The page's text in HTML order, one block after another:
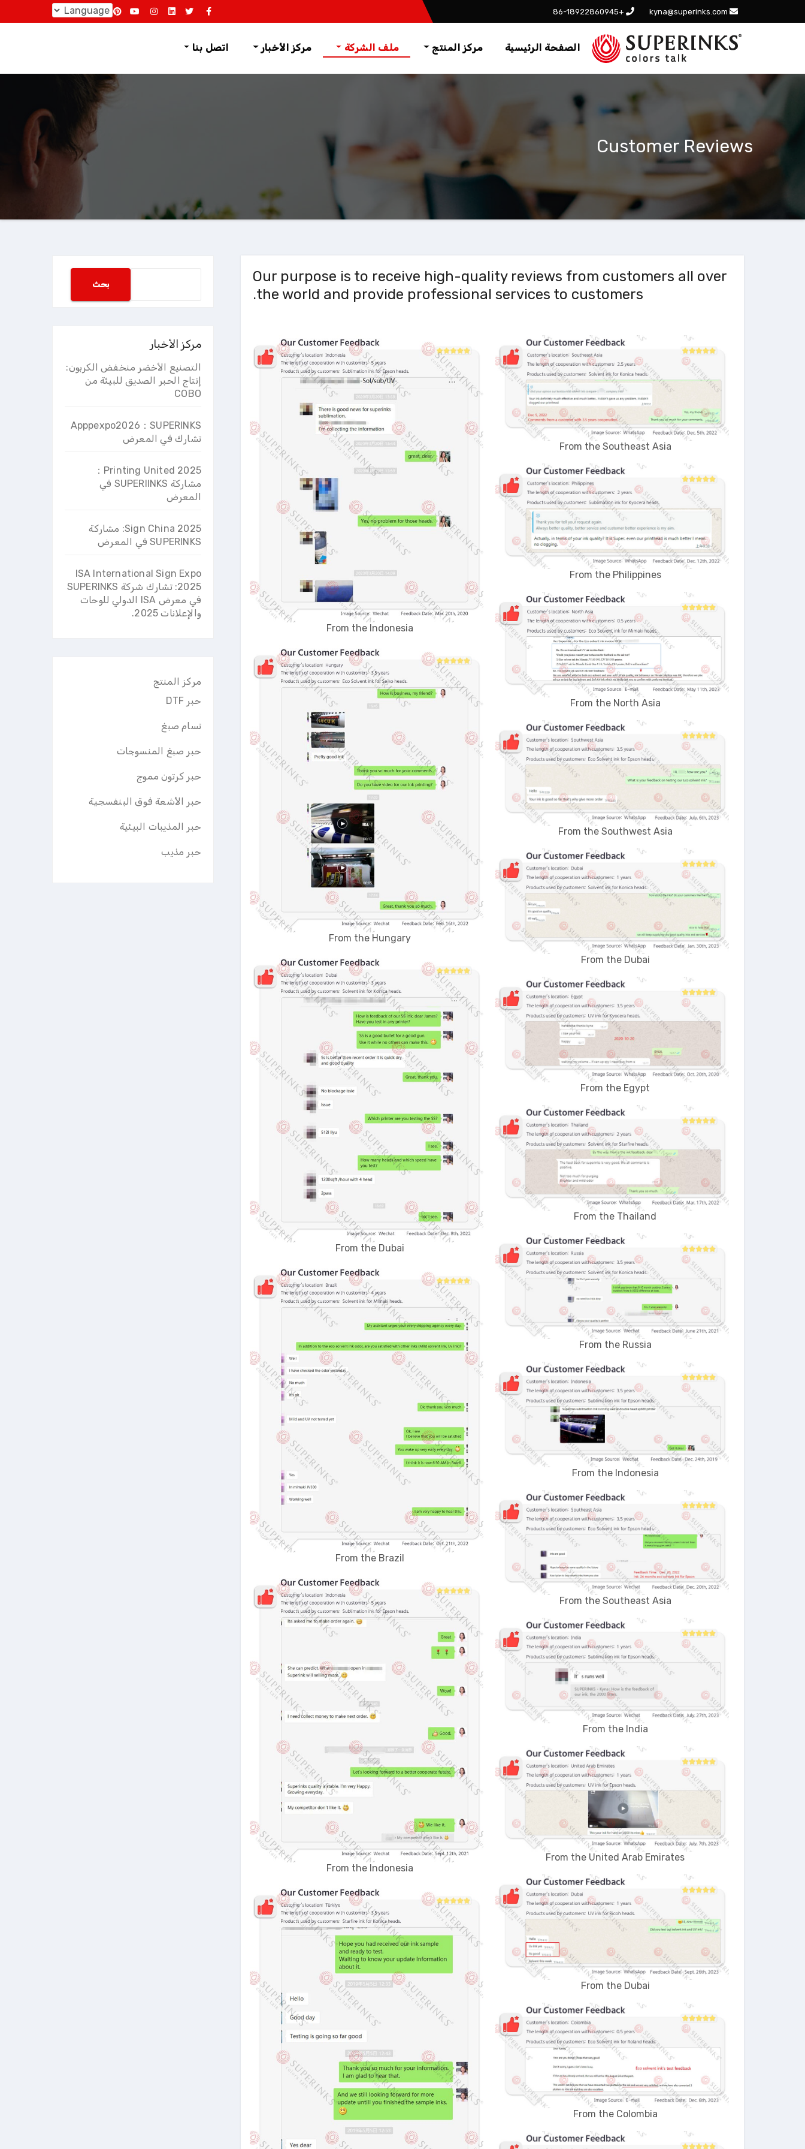
+86-18922860945
الصفحة الرئيسية مركز المنتج ملف الشركة مركز الأخبار اتصل بنا
Customer Reviews
Our purpose is to receive high-quality reviews from customers all over
the world and provide professional services to customers.
From the Southeast Asia
From the Philippines
From the North Asia
From the Southwest Asia
From the Dubai
From the Egypt
From the Thailand
From the Russia
From the Indonesia
From the Southeast Asia
From the India
From the United Arab Emirates
From the Dubai
From the Colombia
From the Indonesia
From the Hungary
From the Dubai
From the Brazil
From the Indonesia
بحث
مركز الأخبار
التصنيع الأخضر منخفض الكربون:
إنتاج الحبر الصديق للبيئة من
COBO
Apppexpo2026：SUPERINKS
تشارك في المعرض
2025 Printing United：
مشاركة SUPERIINKS في
المعرض
2025 Sign China: مشاركة
SUPERINKS في المعرض
ISA International Sign Expo
2025: تشارك شركة SUPERINKS
في معرض ISA الدولي للوحات
والإعلانات 2025.
مركز المنتج
حبر DTF
تسام صبغ
حبر صبغ المنسوجات
حبر كرتون مموج
حبر الأشعة فوق البنفسجية
حبر المذيبات البيئية
حبر مذيب